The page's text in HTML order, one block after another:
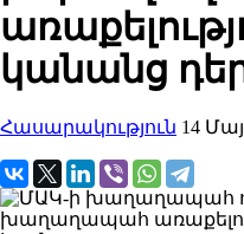
կանանց
Հասարակություն 14